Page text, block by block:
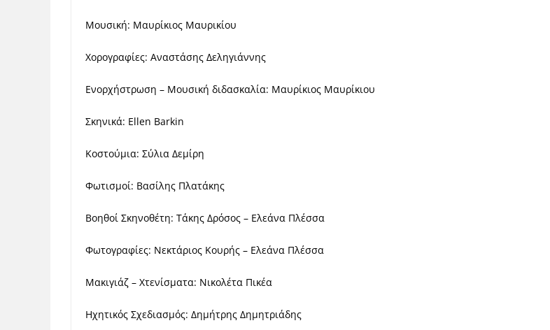
Μουσική: Μαυρίκιος Μαυρικίου
Χορογραφίες: Αναστάσης Δεληγιάννης
Ενορχήστρωση – Μουσική διδασκαλία: Μαυρίκιος Μαυρίκιου
Σκηνικά: Εllen Barkin
Κοστούμια: Σύλια Δεμίρη
Φωτισμοί: Βασίλης Πλατάκης
Βοηθοί Σκηνοθέτη: Τάκης Δρόσος – Ελεάνα Πλέσσα
Φωτογραφίες: Νεκτάριος Κουρής – Ελεάνα Πλέσσα
Μακιγιάζ – Χτενίσματα: Νικολέτα Πικέα
Ηχητικός Σχεδιασμός: Δημήτρης Δημητριάδης